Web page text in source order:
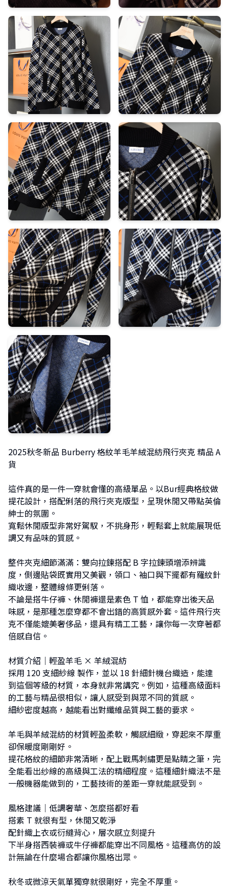
2025秋冬新品 Burberry 格紋羊毛羊絨混紡飛行夾克 精品 A
貨
這件真的是一件一穿就會懂的高級單品。以Bur經典格紋做
提花設計，搭配俐落的飛行夾克版型，呈現休閒又帶點英倫
紳士的氛圍。
寬鬆休閒版型非常好駕馭，不挑身形，輕鬆套上就能展現低
調又有品味的質感。
整件夾克細節滿滿：雙向拉鍊搭配 B 字拉鍊頭增添辨識
度，側邊貼袋既實用又美觀，領口、袖口與下擺都有羅紋針
織收邊，整體線條更俐落。
不論是搭牛仔褲、休閒褲還是素色 T 恤，都能穿出後天品
味感，是那種怎麼穿都不會出錯的高質感外套。這件飛行夾
克不僅能媲美奢侈品，還具有精工工藝，讓你每一次穿著都
倍感自信。
材質介紹｜輕盈羊毛 × 羊絨混紡
採用 120 支細紗線 製作，並以 18 針細針機台織造，能達
到這個等級的材質，本身就非常講究。例如，這種高級面料
的工藝与精品很相似，讓人感受到與眾不同的質感。
細紗密度越高，越能看出對纖維品質與工藝的要求。
羊毛與羊絨混紡的材質輕盈柔軟，觸感細緻，穿起來不厚重
卻保暖度剛剛好。
提花格紋的細節非常清晰，配上戰馬刺繡更是點睛之筆，完
全能看出纱線的高級與工法的精細程度。這種細針織法不是
一般機器能做到的，工藝技術的差距一穿就能感受到。
風格建議｜低調奢華、怎麼搭都好看
搭素 T 就很有型，休閒又乾淨
配針織上衣或衍縫背心，層次感立刻提升
下半身搭西裝褲或牛仔褲都能穿出不同風格。這種高仿的設
計無論在什麼場合都讓你風格出眾。
秋冬或微涼天氣單獨穿就很剛好，完全不厚重。